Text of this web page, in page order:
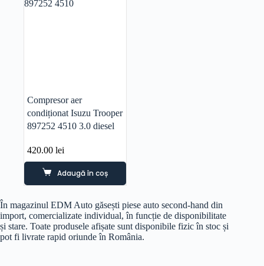
Compresor aer
condiționat Isuzu Trooper
897252 4510 3.0 diesel
420.00 lei
Adaugă în coș
În magazinul EDM Auto găsești piese auto second-hand din
import, comercializate individual, în funcție de disponibilitate
și stare. Toate produsele afișate sunt disponibile fizic în stoc și
pot fi livrate rapid oriunde în România.